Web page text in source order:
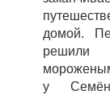
домой.
решили
у